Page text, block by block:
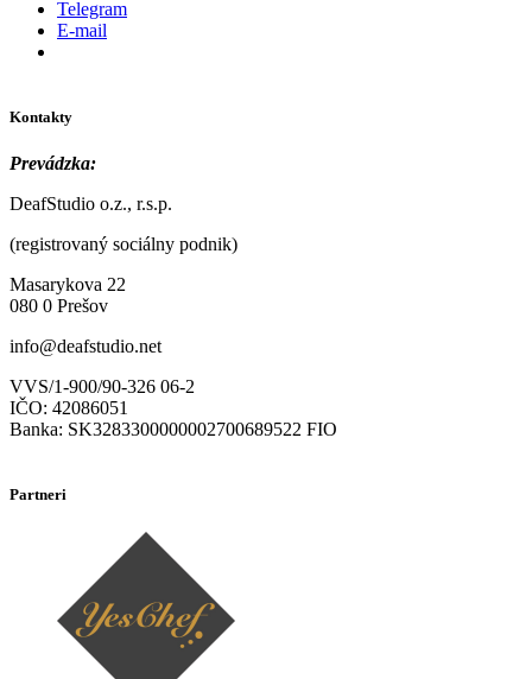
Telegram
E-mail
Kontakty
Prevádzka:
DeafStudio o.z., r.s.p.
(registrovaný sociálny podnik)
Masarykova 22
080 0 Prešov
info@deafstudio.net
VVS/1-900/90-326 06-2
IČO: 42086051
Banka: SK3283300000002700689522 FIO
Partneri